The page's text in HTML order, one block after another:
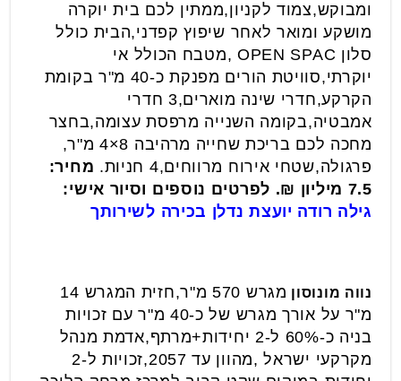
ומבוקש,צמוד לקניון,ממתין לכם בית יוקרה
מושקע ומואר לאחר שיפוץ קפדני,הבית כולל
סלון OPEN SPAC ,מטבח הכולל אי
יוקרתי,סוויטת הורים מפנקת כ-40 מ"ר בקומת
הקרקע,חדרי שינה מוארים,3 חדרי
אמבטיה,בקומה השנייה מרפסת עצומה,בחצר
מחכה לכם בריכת שחייה מרהיבה 8×4 מ"ר,
פרגולה,שטחי אירוח מרווחים,4 חניות.
מחיר:
7.5 מיליון ₪. לפרטים נוספים וסיור אישי:
גילה רודה יועצת נדלן בכירה לשירותך
נווה מונוסון
מגרש 570 מ"ר,חזית המגרש 14
מ"ר על אורך מגרש של כ-40 מ"ר עם זכויות
בניה כ-60% ל-2 יחידות+מרתף,אדמת מנהל
מקרקעי ישראל ,מהוון עד 2057,זכויות ל-2